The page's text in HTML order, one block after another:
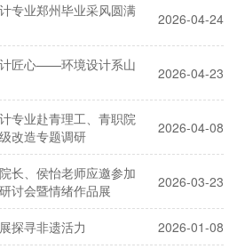
专业郑州毕业采风圆满
2026-04-24
匠心——环境设计系山
2026-04-23
专业赴青理工、青职院
改造专题调研
2026-04-08
长、侯怡老师应邀参加
讨会暨情绪作品展
2026-03-23
探寻非遗活力 2026-01-08